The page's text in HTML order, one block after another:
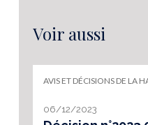
Voir aussi
AVIS ET DÉCISIONS DE LA
06/12/2023